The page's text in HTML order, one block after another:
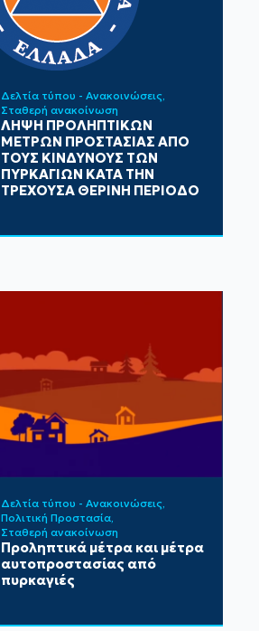
Δελτία τύπου - Ανακοινώσεις
Σταθερή ανακοίνωση
ΛΗΨΗ ΠΡΟΛΗΠΤΙΚΩΝ
ΜΕΤΡΩΝ ΠΡΟΣΤΑΣΙΑΣ ΑΠΟ
ΤΟΥΣ ΚΙΝΔΥΝΟΥΣ ΤΩΝ
ΠΥΡΚΑΓΙΩΝ ΚΑΤΑ ΤΗΝ
ΤΡΕΧΟΥΣΑ ΘΕΡΙΝΗ ΠΕΡΙΟΔΟ
Δελτία τύπου - Ανακοινώσεις
Πολιτική Προστασία
Σταθερή ανακοίνωση
Προληπτικά μέτρα και μέτρα
αυτοπροστασίας από
πυρκαγιές